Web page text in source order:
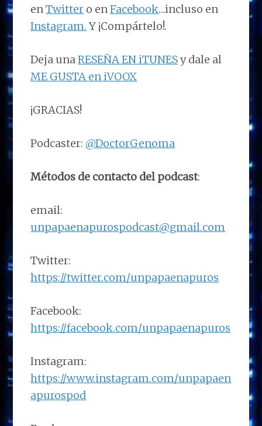
enTwitter o enFacebook…incluso en
Instagram. Y ¡Compártelo!.
Deja unaRESEÑA EN iTUNESy dale al
ME GUSTA en iVOOX
¡GRACIAS!
Podcaster: @DoctorGenoma
Métodos de contacto del podcast:
email:
unpapaenapurospodcast@gmail.com
Twitter:
https://twitter.com/unpapaenapuros
Facebook:
https://facebook.com/unpapaenapuros
Instagram:
https://www.instagram.com/unpapaen
apurospod